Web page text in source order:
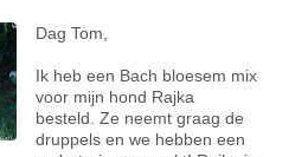
Dag Tom,
Ik heb een Bach bloesem mix
voor mijn hond Rajka
besteld. Ze neemt graag de
druppels en we hebben een